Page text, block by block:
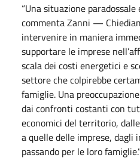
“Una situazione
commenta Zanni —
intervenire in maniera
supportare le imprese
scala dei costi energetici e
settore che colpirebbe
famiglie. Una
dai confronti costanti con
economici del territorio,
a quelle delle imprese,
passando per le loro